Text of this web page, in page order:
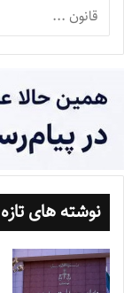
نوشته های تازه